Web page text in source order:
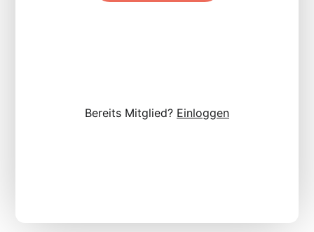
Bereits Mitglied? Einloggen